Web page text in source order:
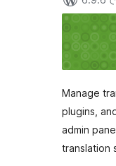
Manage
plugins,
admin
translation